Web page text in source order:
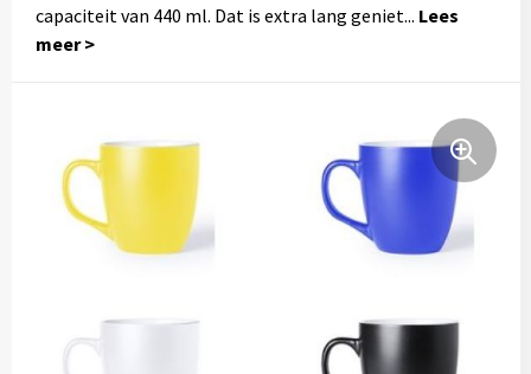
Kunststof mokken
Lunchboxen
Fruitwaterflessen
Bekende merken
capaciteit van 440 ml. Dat is extra lang geniet...